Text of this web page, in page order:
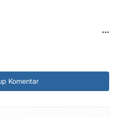
...
Komentar